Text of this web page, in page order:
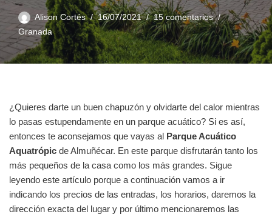
Alison Cortés 16/07/2021
15 comentarios
Granada
¿Quieres darte un buen chapuzón y olvidarte del calor mientras
lo pasas estupendamente en un parque acuático? Si es así,
entonces te aconsejamos que vayas al Parque Acuático
Aquatrópic de Almuñécar. En este parque disfrutarán tanto los
más pequeños de la casa como los más grandes. Sigue
leyendo este artículo porque a continuación vamos a ir
indicando los precios de las entradas, los horarios, daremos la
dirección exacta del lugar y por último mencionaremos las